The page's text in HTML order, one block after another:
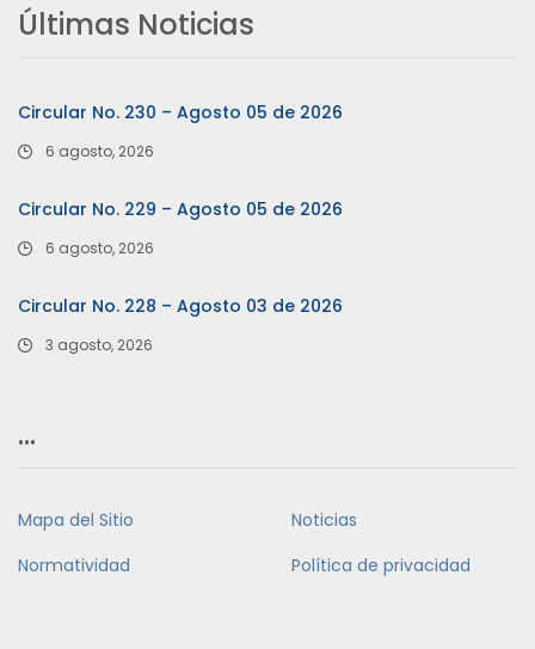
Últimas Noticias
Circular No. 230 – Agosto 05 de 2026
6 agosto, 2026
Circular No. 229 – Agosto 05 de 2026
6 agosto, 2026
Circular No. 228 – Agosto 03 de 2026
3 agosto, 2026
…
Mapa del Sitio
Noticias
Normatividad
Política de privacidad